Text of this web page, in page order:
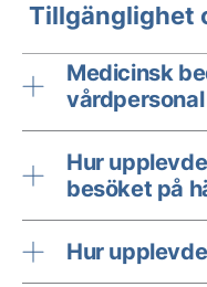
Tillgänglighet
Medicinsk
Hur
besöket på
Hur